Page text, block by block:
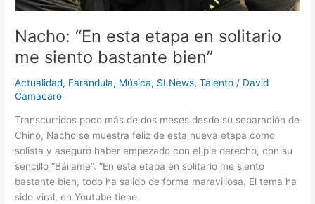
Nacho: “En esta etapa en solitario
me siento bastante bien”
Actualidad, Farándula, Música, SLNews,Talento / David
Camacaro
Transcurridos poco más de dos meses desde su separación de
Chino, Nacho se muestra feliz de esta nueva etapa como
solista y aseguró haber empezado con el pie derecho, con su
sencillo “Báilame”. “En esta etapa en solitario me siento
bastante bien, todo ha salido de forma maravillosa. El tema ha
sido viral, en Youtube tiene